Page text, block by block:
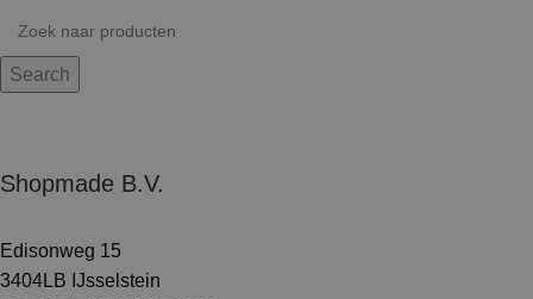
Search
Shopmade B.V.
Edisonweg 15
3404LB IJsselstein